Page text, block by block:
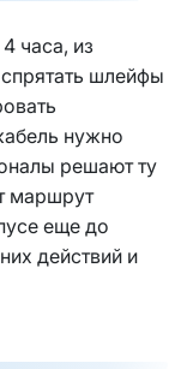
часа, из
шлейфы
нужно
решают ту
маршрут
еще до
действий и